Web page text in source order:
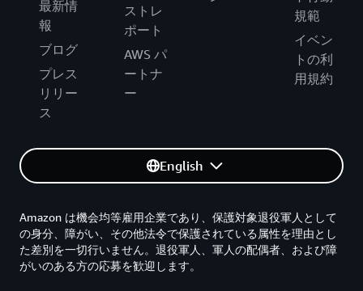
最新情
報
ブログ
プレス
リリー
ス
ストレ
ポート
AWS パ
ートナ
ー
規範
イベン
トの利
用規約
English
Amazon は機会均等雇用企業であり、保護対象退役軍人として
の身分、障がい、その他法令で保護されている属性を理由とし
た差別を一切行いません。退役軍人、軍人の配偶者、および障
がいのある方の応募を歓迎します。